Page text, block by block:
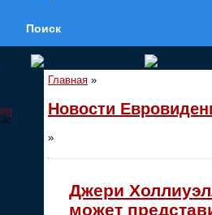
Поиск
Главная »
Новости
»
Джери
может